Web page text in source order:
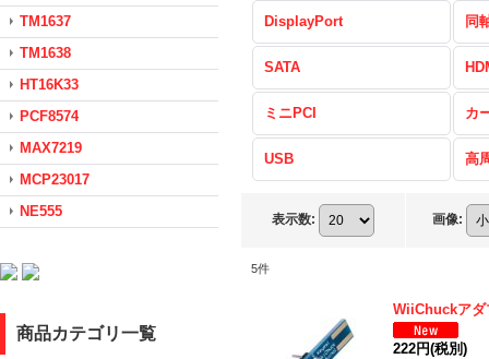
TM1637
TM1638
HT16K33
PCF8574
MAX7219
MCP23017
NE555
商品カテゴリ一覧
DisplayPort 同
SATA
ミニPCI カ
USB 高
表示数: 画像:
5件
WiiChuckアダ
222円(税別)